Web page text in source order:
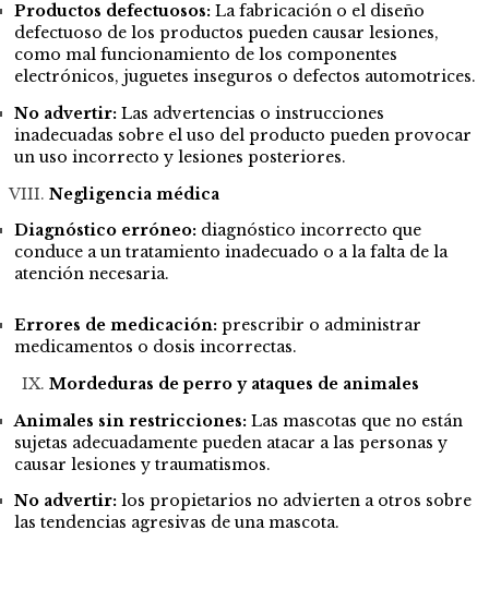
Productos defectuosos: La fabricación o el diseño
defectuoso de los productos pueden causar lesiones,
como mal funcionamiento de los componentes
electrónicos, juguetes inseguros o defectos automotrices.
No advertir: Las advertencias o instrucciones
inadecuadas sobre el uso del producto pueden provocar
un uso incorrecto y lesiones posteriores.
Negligencia médica
Diagnóstico erróneo: diagnóstico incorrecto que
conduce a un tratamiento inadecuado o a la falta de la
atención necesaria.
Errores de medicación: prescribir o administrar
medicamentos o dosis incorrectas.
Mordeduras de perro y ataques de animales
Animales sin restricciones: Las mascotas que no están
sujetas adecuadamente pueden atacar a las personas y
causar lesiones y traumatismos.
No advertir: los propietarios no advierten a otros sobre
las tendencias agresivas de una mascota.